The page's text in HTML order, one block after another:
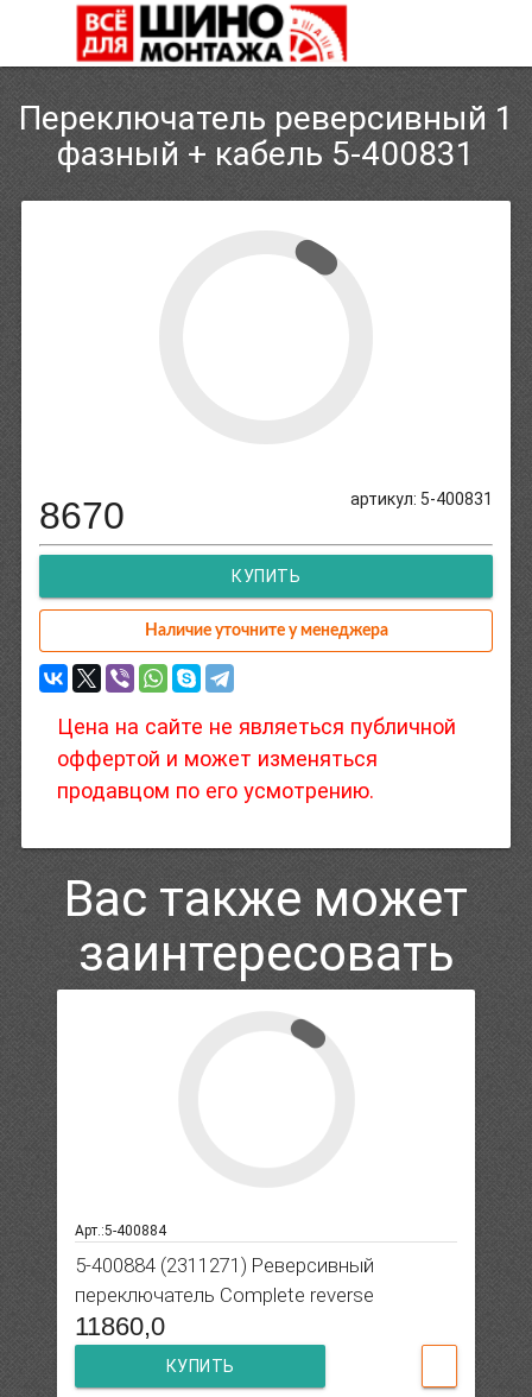
Переключатель реверсивный 1
фазный + кабель 5-400831
артикул: 5-400831
8670
КУПИТЬ
Наличие уточните у менеджера
Цена на сайте не являеться публичной
оффертой и может изменяться
продавцом по его усмотрению.
Вас также может
заинтересовать
Арт.:5-400884
5-400884 (2311271) Реверсивный
переключатель Complete reverse
11860,0
КУПИТЬ